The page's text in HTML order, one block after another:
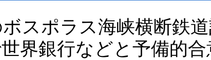
ボスポラス海峡横断鉄
界銀行などと予備的合